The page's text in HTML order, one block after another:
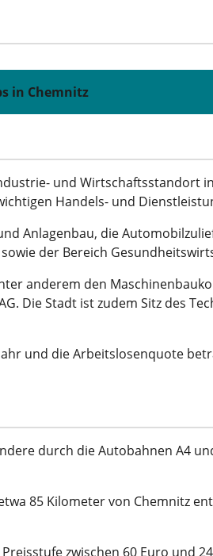
in Chemnitz
und Wirtschaftsstandort
Handels- und
Anlagenbau, die
der Bereich
anderem den
Die Stadt ist zudem Sitz des
und die Arbeitslosenquote
durch die Autobahnen A4
85 Kilometer von Chemnitz
zwischen 60 Euro und